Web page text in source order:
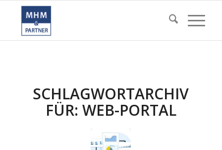
SCHLAGWORTARCHIV
FÜR: WEB-PORTAL